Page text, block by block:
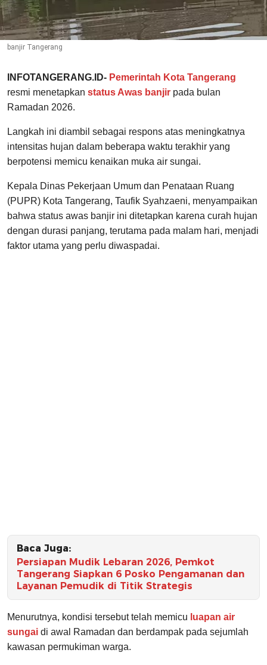
banjir Tangerang
INFOTANGERANG.ID- Pemerintah Kota Tangerang
resmi menetapkan status Awas banjir pada bulan
Ramadan 2026.
Langkah ini diambil sebagai respons atas meningkatnya
intensitas hujan dalam beberapa waktu terakhir yang
berpotensi memicu kenaikan muka air sungai.
Kepala Dinas Pekerjaan Umum dan Penataan Ruang
(PUPR) Kota Tangerang, Taufik Syahzaeni, menyampaikan
bahwa status awas banjir ini ditetapkan karena curah hujan
dengan durasi panjang, terutama pada malam hari, menjadi
faktor utama yang perlu diwaspadai.
Baca Juga:
Persiapan Mudik Lebaran 2026, Pemkot
Tangerang Siapkan 6 Posko Pengamanan dan
Layanan Pemudik di Titik Strategis
Menurutnya, kondisi tersebut telah memicu luapan air
sungai di awal Ramadan dan berdampak pada sejumlah
kawasan permukiman warga.